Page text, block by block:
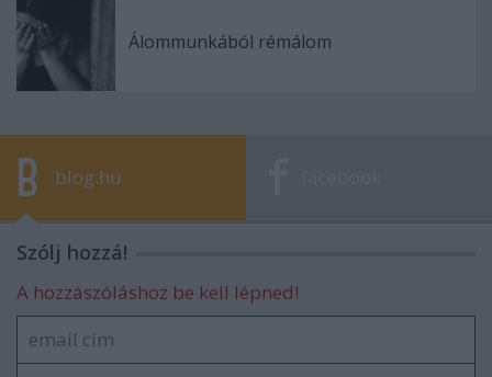
Álommunkából rémálom
blog.hu
Szólj hozzá!
A hozzászóláshoz be kell lépned!